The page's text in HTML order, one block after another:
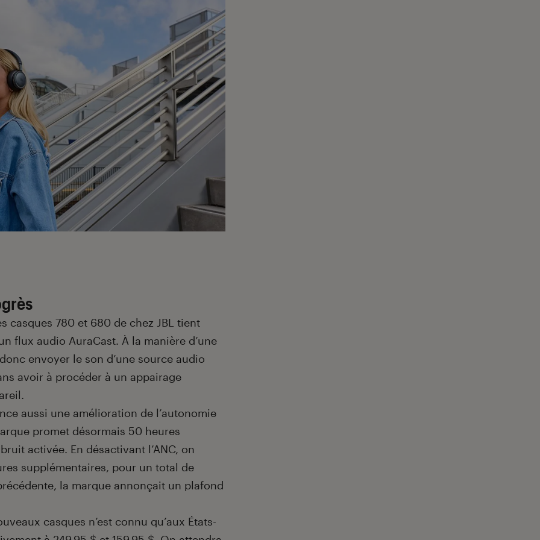
casques 780 et 680 de chez JBL tient
flux audio AuraCast. À la manière d’une
envoyer le son d’une source audio
avoir à procéder à un appairage
aussi une amélioration de l’autonomie
promet désormais 50 heures
activée. En désactivant l’ANC, on
supplémentaires, pour un total de
la marque annonçait un plafond
casques n’est connu qu’aux États-